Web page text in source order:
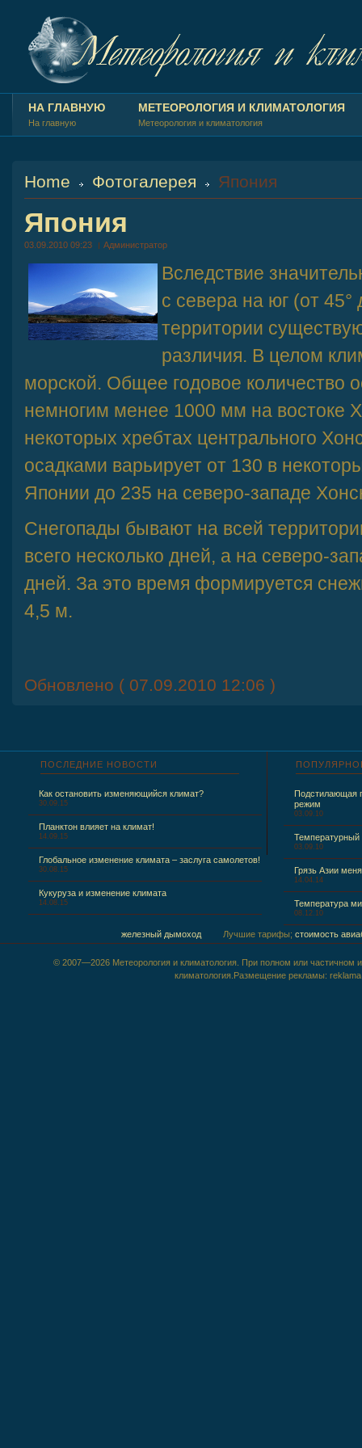
НА ГЛАВНУЮ
На главную
МЕТЕОРОЛОГИЯ И КЛИМАТОЛОГИЯ
Метеорология и климатология
Home Фотогалерея Япония
Япония
03.09.2010 09:23 Администратор
Вследствие
с севера на юг (от
территории
различия. В целом
морской. Общее годовое количество
немногим менее 1000 мм на востоке
некоторых хребтах центрального
осадками варьирует от 130 в
Японии до 235 на северо-западе
Снегопады бывают на всей
всего несколько дней, а на северо-
дней. За это время формируется
4,5 м.
Обновлено ( 07.09.2010 12:06 )
ПОСЛЕДНИЕ НОВОСТИ
Как остановить изменяющийся климат?
30.09.15
Планктон влияет на климат!
14.09.15
Глобальное изменение климата – заслуга самолетов!
30.08.15
Кукуруза и изменение климата
14.08.15
Подстилающая
режим
03.09.10
03.09.10
Грязь Азии
14.04.14
Температура
08.12.10
железный дымоход Лучшие тарифы; стоимость
© 2007—2026 Метеорология и климатология. При полном или частичном
климатология.Размещение рекламы: